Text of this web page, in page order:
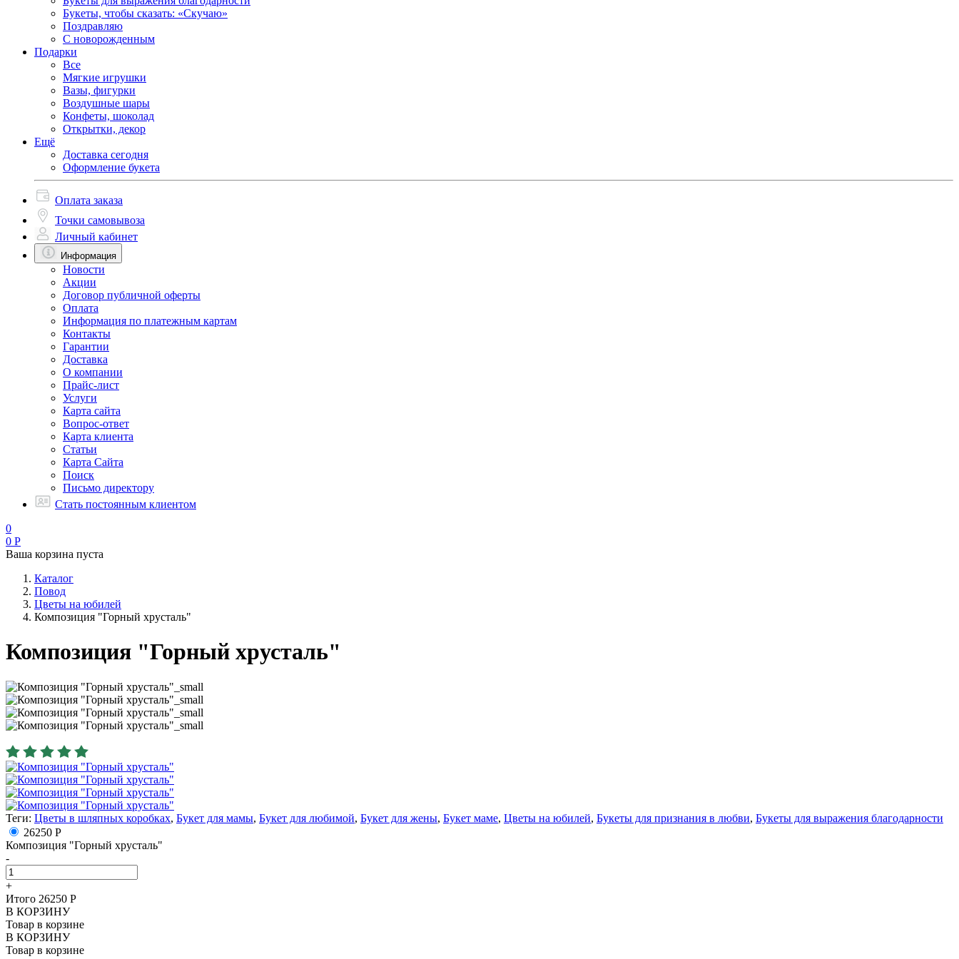
Букеты, чтобы сказать: «Скучаю»
Поздравляю
С новорожденным
Подарки
Все
Мягкие игрушки
Вазы, фигурки
Воздушные шары
Конфеты, шоколад
Открытки, декор
Ещё
Доставка сегодня
Оформление букета
Оплата заказа
Точки самовывоза
Личный кабинет
Информация
Новости
Акции
Договор публичной оферты
Оплата
Информация по платежным картам
Контакты
Гарантии
Доставка
О компании
Прайс-лист
Услуги
Карта сайта
Вопрос-ответ
Карта клиента
Статьи
Карта Сайта
Поиск
Письмо директору
Стать постоянным клиентом
0
0 Р
Ваша корзина пуста
Каталог
Повод
Цветы на юбилей
Композиция "Горный хрусталь"
Композиция "Горный хрусталь"
Теги: Цветы в шляпных коробках, Букет для мамы, Букет для любимой, Букет для жены, Букет маме, Цветы на юбилей, Букеты для признания в любви, Букеты для выражения благодарности
26250 Р
Композиция "Горный хрусталь"
-
+
Итого 26250 Р
В КОРЗИНУ
Товар в корзине
В КОРЗИНУ
Товар в корзине